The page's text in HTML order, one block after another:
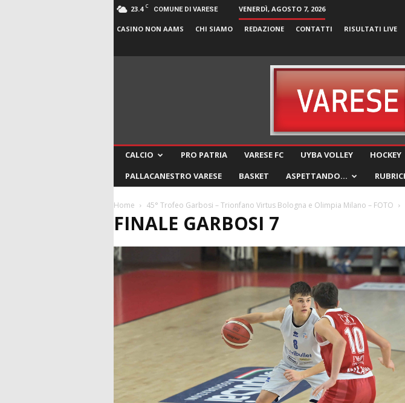
23.4 C COMUNE DI VARESE VENERDÌ, AGOSTO 7, 2026
CASINO NON AAMS CHI SIAMO REDAZIONE CONTATTI RISULTATI LIVE
CALCIO PRO PATRIA VARESE FC UYBA VOLLEY HOCKEY
PALLACANESTRO VARESE
BASKET ASPETTANDO…
Home 45° Trofeo Garbosi – Trionfano Virtus Bologna e Olimpia Milano – FOTO
FINALE GARBOSI 7